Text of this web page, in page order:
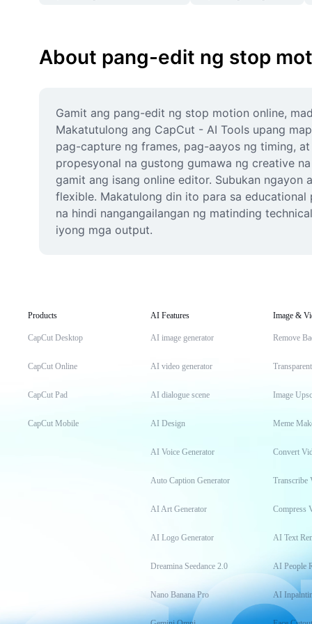
About pang-edit ng stop
Gamit ang pang-edit ng stop motion online,
Makatutulong ang CapCut - AI Tools upang
pag-capture ng frames, pag-aayos ng timing,
propesyonal na gustong gumawa ng creative
gamit ang isang online editor. Subukan
flexible. Makatulong din ito para sa
na hindi nangangailangan ng matinding
iyong mga output.
Products
CapCut Desktop
CapCut Online
CapCut Pad
CapCut Mobile
AI Features
AI image generator
AI video generator
AI dialogue scene
AI Design
AI Voice Generator
Auto Caption Generator
AI Art Generator
AI Logo Generator
Dreamina Seedance 2.0
Nano Banana Pro
Image &
Remove
Image
Meme
Convert
Transcribe
Compress
AI Text
AI People
AI